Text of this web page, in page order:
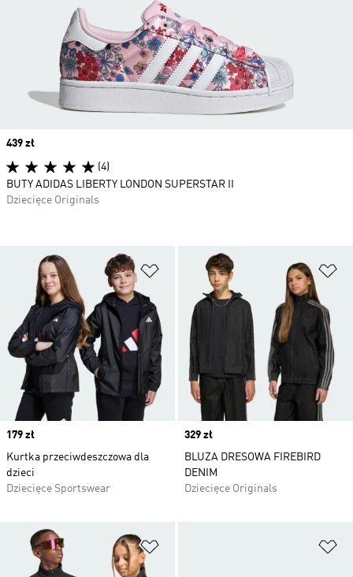
Dodaj do listy życzeń
Price
179 zł
Kurtka przeciwdeszczowa dla
dzieci
Dziecięce Sportswear
Price
329 zł
BLUZA DRESOWA FIREBIRD
DENIM
Dziecięce Originals
Price
439 zł
(4)
BUTY ADIDAS LIBERTY LONDON SUPERSTAR II
Dziecięce Originals